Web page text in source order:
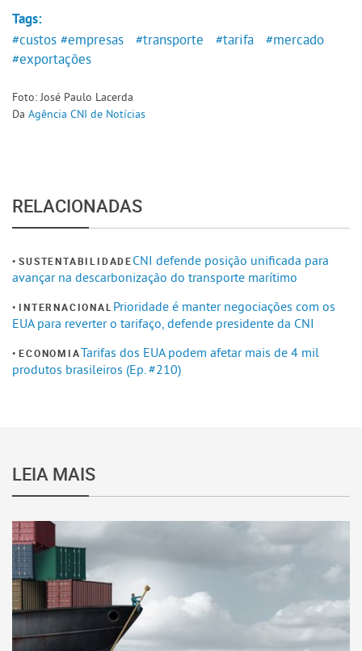
Tags:
#custos #empresas #transporte #tarifa
#mercado
#exportações
Foto: José Paulo Lacerda
Da Agência CNI de Notícias
RELACIONADAS
SUSTENTABILIDADECNI defende posição unificada para
avançar na descarbonização do transporte marítimo
INTERNACIONAL Prioridade é manter negociações com os
EUA para reverter o tarifaço, defende presidente da CNI
ECONOMIATarifas dos EUA podem afetar mais de 4 mil
produtos brasileiros (Ep. #210)
LEIA MAIS